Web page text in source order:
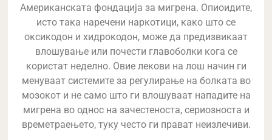
Американската фондација за мигрена. Опиоидите,
исто така наречени наркотици, како што се
оксикодон и хидрокодон, може да предизвикаат
влошување или почести главоболки кога се
користат неделно. Овие лекови на лош начин ги
менуваат системите за регулирање на болката во
мозокот и не само што ги влошуваат нападите на
мигрена во однос на зачестеноста, сериозноста и
времетраењето, туку често ги прават неизлечиви.